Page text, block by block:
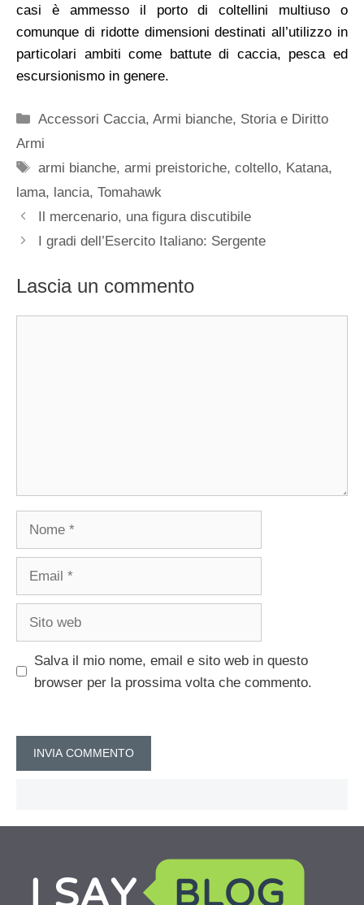
casi è ammesso il porto di coltellini multiuso o
comunque di ridotte dimensioni destinati all’utilizzo in
particolari ambiti come battute di caccia, pesca ed
escursionismo in genere.
Categorie
Accessori Caccia,Armi bianche, Storia e Diritto
Armi
Tag
armi bianche,armi preistoriche,coltello, Katana,
lama, lancia, Tomahawk
Il mercenario, una figura discutibile
I gradi dell’Esercito Italiano: Sergente
Lascia un commento
Salva il mio nome, email e sito web in questo
browser per la prossima volta che commento.